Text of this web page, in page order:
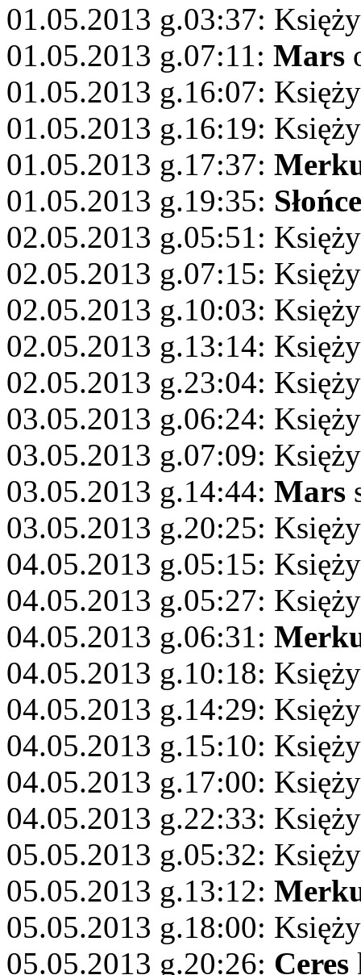
01.05.2013 g.03:37:
01.05.2013 g.07:11: Mars
01.05.2013 g.16:07:
01.05.2013 g.16:19:
01.05.2013 g.17:37:
01.05.2013 g.19:35: Słońce
02.05.2013 g.05:51:
02.05.2013 g.07:15:
02.05.2013 g.10:03:
02.05.2013 g.13:14:
02.05.2013 g.23:04:
03.05.2013 g.06:24:
03.05.2013 g.07:09:
03.05.2013 g.14:44: Mars
03.05.2013 g.20:25:
04.05.2013 g.05:15:
04.05.2013 g.05:27:
04.05.2013 g.06:31:
04.05.2013 g.10:18:
04.05.2013 g.14:29:
04.05.2013 g.15:10:
04.05.2013 g.17:00:
04.05.2013 g.22:33:
05.05.2013 g.05:32:
05.05.2013 g.13:12:
05.05.2013 g.18:00:
05.05.2013 g.20:26: Ceres